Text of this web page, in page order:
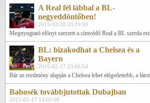
A Real fél lábbal a BL-
negyeddöntőben!
2015-02-18 23:19:30
Megnyugtató előnyt szerzett a címvédő Real a BL szerda
BL: bizakodhat a Chelsea és a
Bayern
2015-02-17 23:06:54
Bár az eredmény alapján a Chelsea lehet elégedettebb, a
Babosék továbbjutottak Dubajban
2015-02-17 14:02:08